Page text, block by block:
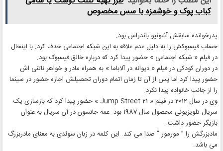
کباب پوک و خوشمزه با سس مخصوص
پدرخوانده سابقش آنتونیو باندراس بود.
حساب فیسبوکش را به دلیل عدم علاقه به این شبکه اجتماعی حذف کرد. با اینحال
در فیلم « شبکه اجتماعی » حضور پیدا کرد که درباره خالق فیسبوک بود.
در دوران کودکی در فیلم « دیوانه در آلاباما » به همراه مادر و خواهر ناتنی اش
حضور پیدا کرد اما پس از آن تا زمان اتمام دوران تحصیلش اجازه حضور در سینما
را از جانب خانواده پیدا نکرد.
وی در سال 2012 در فیلم « 21 Jump Street » حضور پیدا کرد که بازسازی یک
سریال تلویزیونی محصول سال 1987 بود. عمه جانسون در آن سریال به عنوان
بازیگر حضور داشت.
مادبزرگش را ” مورمور ” صدا می کند. این کلمه در زبان سوئدی به معنای مادربزرگ
می باشد.